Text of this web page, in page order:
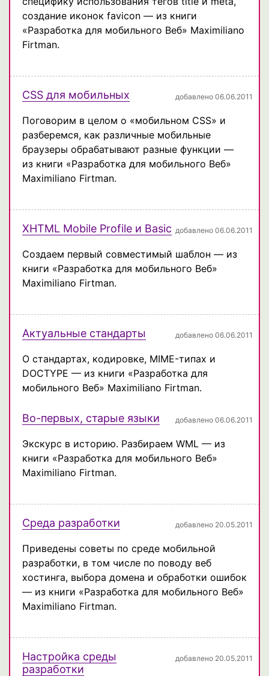
создание иконок favicon — из книги
«Разработка для мобильного Веб» Maximiliano
Firtman.
CSS для мобильных добавлено 06.06.2011
Поговорим в целом о «мобильном CSS» и
разберемся, как различные мобильные
браузеры обрабатывают разные функции —
из книги «Разработка для мобильного Веб»
Maximiliano Firtman.
XHTML Mobile Profile и Basic добавлено 06.06.2011
Создаем первый совместимый шаблон — из
книги «Разработка для мобильного Веб»
Maximiliano Firtman.
Актуальные стандарты добавлено 06.06.2011
О стандартах, кодировке, MIME-типах и
DOCTYPE — из книги «Разработка для
мобильного Веб» Maximiliano Firtman.
Во-первых, старые языки добавлено 06.06.2011
Экскурс в историю. Разбираем WML — из
книги «Разработка для мобильного Веб»
Maximiliano Firtman.
Среда разработки добавлено 20.05.2011
Приведены советы по среде мобильной
разработки, в том числе по поводу веб
хостинга, выбора домена и обработки ошибок
— из книги «Разработка для мобильного Веб»
Maximiliano Firtman.
Настройка среды
разработки
добавлено 20.05.2011